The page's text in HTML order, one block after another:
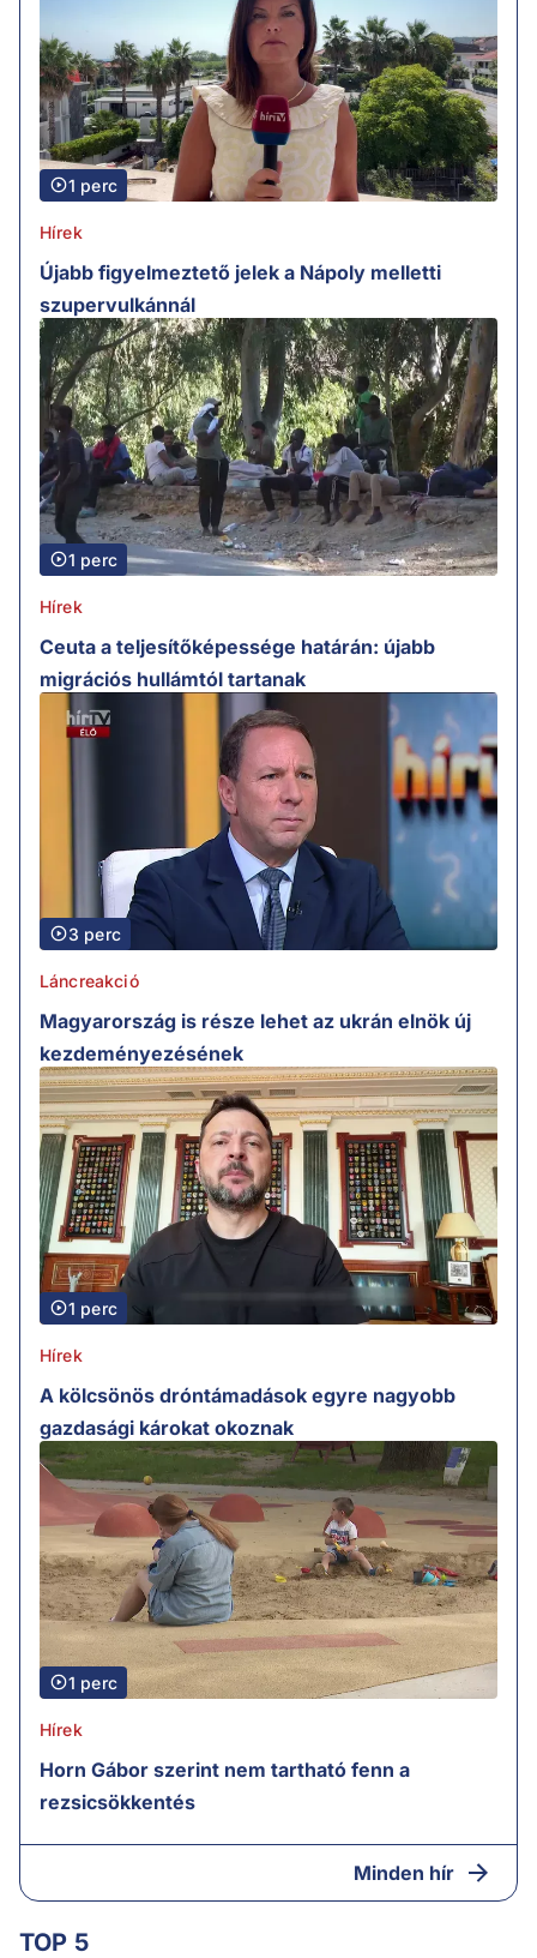
1 perc
Hírek
Újabb figyelmeztető jelek a Nápoly melletti
szupervulkánnál
1 perc
Hírek
Ceuta a teljesítőképessége határán: újabb
migrációs hullámtól tartanak
3 perc
Láncreakció
Magyarország is része lehet az ukrán elnök új
kezdeményezésének
1 perc
Hírek
A kölcsönös dróntámadások egyre nagyobb
gazdasági károkat okoznak
1 perc
Hírek
Horn Gábor szerint nem tartható fenn a
rezsicsökkentés
Minden hír
TOP 5